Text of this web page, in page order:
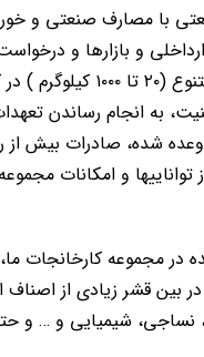
با مصارف صنعتی و
و بازارها و
خارجی، بسته بندی متنوع (۲۰
به انجام رساندن
شده، صادرات بیش از
و امکانات
مجموعه کارخانجات ما،
قشر زیادی از اصناف
نساجی، شیمیایی و … و